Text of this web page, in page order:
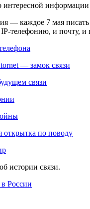
— каждое 7 мая
телефонию, и почту,
— замок связи
связи
по поводу
истории связи.
в России